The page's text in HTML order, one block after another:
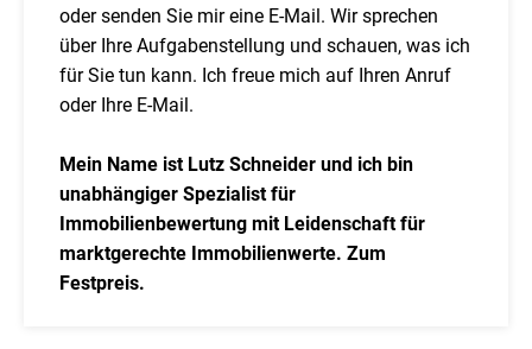
oder senden Sie mir eine E-Mail. Wir sprechen
über Ihre Aufgabenstellung und schauen, was ich
für Sie tun kann. Ich freue mich auf Ihren Anruf
oder Ihre E-Mail.
Mein Name ist Lutz Schneider und ich bin
unabhängiger Spezialist für
Immobilienbewertung mit Leidenschaft für
marktgerechte Immobilienwerte. Zum
Festpreis.